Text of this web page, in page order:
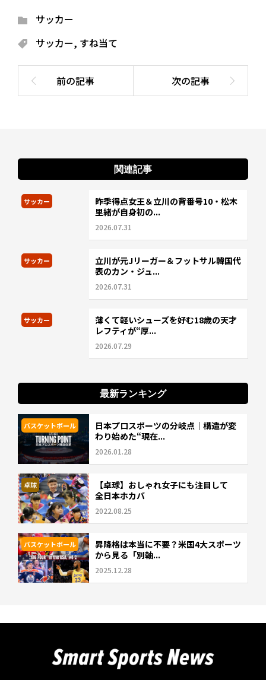
サッカー
サッカー, すね当て
関連記事
サッカー
昨季得点女王＆立川の背番号10・松木
里緒が自身初の...
2026.07.31
サッカー
立川が元Jリーガー＆フットサル韓国代
表のカン・ジュ...
2026.07.31
サッカー
薄くて軽いシューズを好む18歳の天才
レフティが“厚...
2026.07.29
最新ランキング
バスケットボール
日本プロスポーツの分岐点｜構造が変
わり始めた“現在...
2026.01.28
卓球
【卓球】おしゃれ女子にも注目して
全日本ホカバ
2022.08.25
バスケットボール
昇降格は本当に不要？米国4大スポーツ
から見る「別軸...
2025.12.28